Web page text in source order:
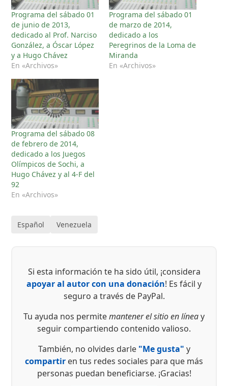
Programa del sábado 01
de junio de 2013,
dedicado al Prof. Narciso
González, a Óscar López
y a Hugo Chávez
En «Archivos»
Programa del sábado 01
de marzo de 2014,
dedicado a los
Peregrinos de la Loma de
Miranda
En «Archivos»
Programa del sábado 08
de febrero de 2014,
dedicado a los Juegos
Olímpicos de Sochi, a
Hugo Chávez y al 4-F del
92
En «Archivos»
Español Venezuela
Si esta información te ha sido útil, ¡considera
apoyar al autor con una donación! Es fácil y
seguro a través de PayPal.
Tu ayuda nos permitemantener el sitio en líneay
seguir compartiendo contenido valioso.
También, no olvides darle "Me gusta" y
compartir en tus redes sociales para que más
personas puedan beneficiarse. ¡Gracias!